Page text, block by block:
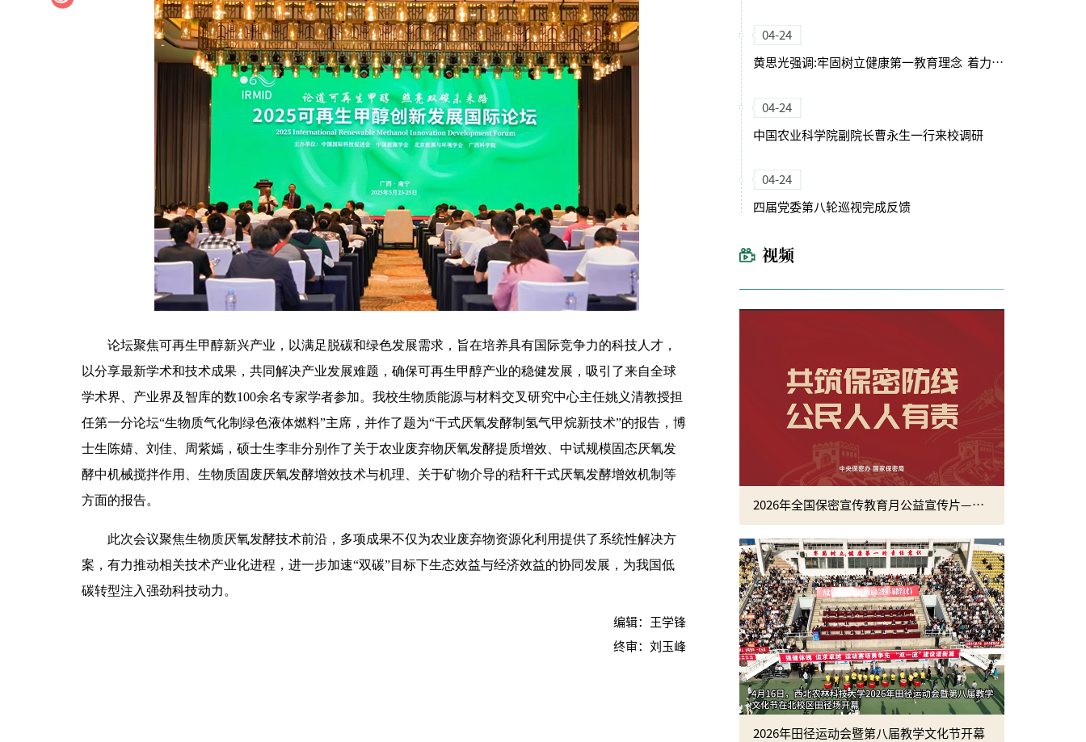
论坛聚焦可再生甲醇新兴产业，以满足脱碳和绿色发展需求，旨在培养具有国际竞争力的科技人才，
以分享最新学术和技术成果，共同解决产业发展难题，确保可再生甲醇产业的稳健发展，吸引了来自全球
学术界、产业界及智库的数100余名专家学者参加。我校生物质能源与材料交叉研究中心主任姚义清教授担
任第一分论坛“生物质气化制绿色液体燃料”主席，并作了题为“干式厌氧发酵制氢气甲烷新技术”的报告，博
士生陈婧、刘佳、周紫嫣，硕士生李非分别作了关于农业废弃物厌氧发酵提质增效、中试规模固态厌氧发
酵中机械搅拌作用、生物质固废厌氧发酵增效技术与机理、关于矿物介导的秸秆干式厌氧发酵增效机制等
方面的报告。
此次会议聚焦生物质厌氧发酵技术前沿，多项成果不仅为农业废弃物资源化利用提供了系统性解决方
案，有力推动相关技术产业化进程，进一步加速“双碳”目标下生态效益与经济效益的协同发展，为我国低
碳转型注入强劲科技动力。
编辑：王学锋
终审：刘玉峰
04-24
黄思光强调:牢固树立健康第一教育理念 着力培养德智体美劳全面发展的卓越农林人才
04-24
中国农业科学院副院长曹永生一行来校调研
04-24
四届党委第八轮巡视完成反馈
视频
2026年全国保密宣传教育月公益宣传片—方寸之间
2026年田径运动会暨第八届教学文化节开幕